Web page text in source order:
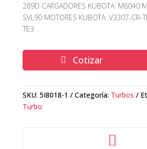
289D CARGADORES KUBOTA: M6040
SVL90 MOTORES KUBOTA: V3307-CR-
TE3
Cotizar
SKU: 5I8018-1 Categoría: Turbos
Turbo
